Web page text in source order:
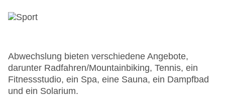
Abwechslung bieten verschiedene Angebote,
darunter Radfahren/Mountainbiking, Tennis, ein
Fitnessstudio, ein Spa, eine Sauna, ein Dampfbad
und ein Solarium.